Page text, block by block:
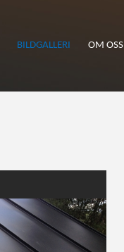
BILDGALLERI OM OSS